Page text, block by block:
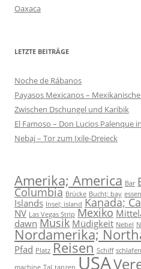
Oaxaca
LETZTE BEITRÄGE
Noche de Rábanos
Payasos Mexicanos –
Zwischen Dschungel und Karibik
El Famoso – Don Lucios Palenque
Nebaj – Tor zum Ixile-Dreieck
Amerika; America Bar
Columbia Brücke Bucht; bay essen
Islands Insel; island Kanada;
NV Las Vegas Strip Mexiko
dawn Musik Müdigkeit Nebel
Nordamerika;
Pfad Platz Reisen Schiff schlafen
machine Tal tanzen USA